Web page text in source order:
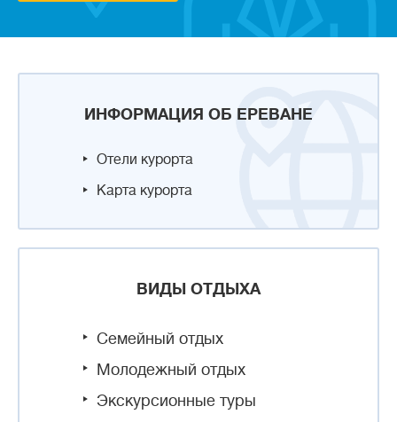
ИНФОРМАЦИЯ ОБ ЕРЕВАНЕ
Отели курорта
Карта курорта
ВИДЫ ОТДЫХА
Семейный отдых
Молодежный отдых
Экскурсионные туры